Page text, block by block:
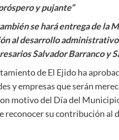
y pujante”
se hará entrega de la
al desarrollo
Salvador Barranco y
de El Ejido ha
y empresas que serán
motivo del Día del
reconocer su contribución